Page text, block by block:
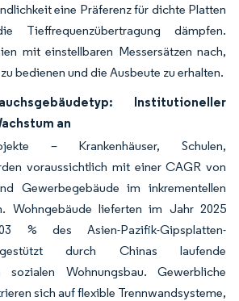
eine Präferenz für dichte Platten
Tieffrequenzübertragung dämpfen.
mit einstellbaren Messersätzen nach,
bedienen und die Ausbeute zu erhalten.
Institutioneller
an
– Krankenhäuser, Schulen,
voraussichtlich mit einer CAGR von
Gewerbegebäude im inkrementellen
Wohngebäude lieferten im Jahr 2025
% des Asien-Pazifik-Gipsplatten-
gestützt durch Chinas laufende
sozialen Wohnungsbau. Gewerbliche
sich auf flexible Trennwandsysteme,